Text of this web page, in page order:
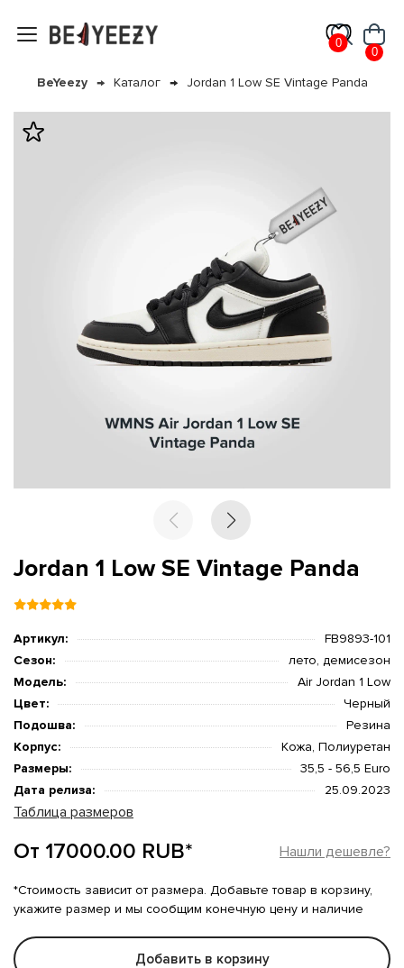
0
0
BeYeezy Каталог Jordan 1 Low SE Vintage Panda
Jordan 1 Low SE Vintage Panda
Артикул:
FB9893-101
Сезон:
лето, демисезон
Модель:
Air Jordan 1 Low
Цвет:
Черный
Подошва:
Резина
Корпус:
Кожа, Полиуретан
Размеры:
35,5 - 56,5 Euro
Дата релиза:
25.09.2023
Таблица размеров
От 17000.00 RUB* Нашли дешевле?
*Стоимость зависит от размера. Добавьте товар в корзину,
укажите размер и мы сообщим конечную цену и наличие
Добавить в корзину